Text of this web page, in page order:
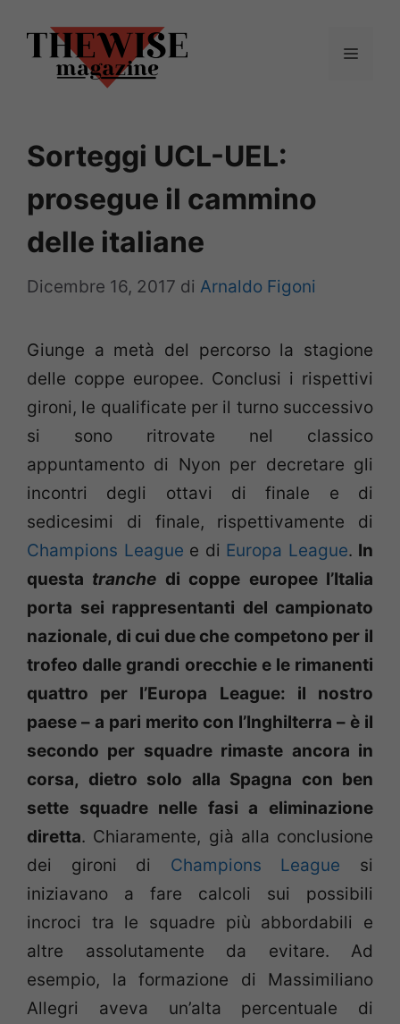
contenuto
Menu
Sorteggi UCL-UEL:
prosegue il cammino
delle italiane
Dicembre 16, 2017 di Arnaldo Figoni
Giunge a metà del percorso la stagione
delle coppe europee. Conclusi i rispettivi
gironi, le qualificate per il turno successivo
si sono ritrovate nel classico
appuntamento di Nyon per decretare gli
incontri degli ottavi di finale e di
sedicesimi di finale, rispettivamente di
Champions League e di Europa League. In
questa tranche di coppe europee l’Italia
porta sei rappresentanti del campionato
nazionale, di cui due che competono per il
trofeo dalle grandi orecchie e le rimanenti
quattro per l’Europa League: il nostro
paese – a pari merito con l’Inghilterra – è il
secondo per squadre rimaste ancora in
corsa, dietro solo alla Spagna con ben
sette squadre nelle fasi a eliminazione
diretta. Chiaramente, già alla conclusione
dei gironi di Champions League si
iniziavano a fare calcoli sui possibili
incroci tra le squadre più abbordabili e
altre assolutamente da evitare. Ad
esempio, la formazione di Massimiliano
Allegri aveva un’alta percentuale di